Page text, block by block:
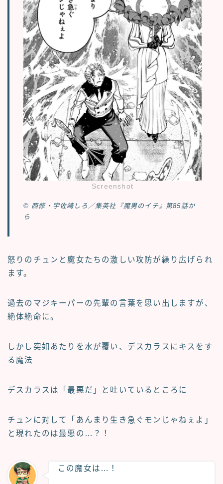
Screenshot
© 西修・宇佐崎しろ／集英社『魔男のイチ』第85話か
ら
怒りのチュンと魔女たちの激しい攻防が繰り広げられ
ます。
過去のマジキーパーの先輩の言葉を思い出しますが、
絶体絶命に。
しかし突如あたりを水が覆い、デスカラスにキスをす
る魔法
デスカラスは「最悪だ」と吐いているところに
チュンに対して
「あんまり生き急ぐモンじゃねぇよ」
と現れたのは最悪の…？！
この魔女は…！